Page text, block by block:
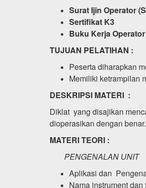
Surat Ijin Operator
Sertifikat K3
Buku Kerja Operator
TUJUAN PELATIHAN :
Peserta diharapkan
Memiliki ketrampilan
DESKRIPSI MATERI :
Diklat yang disajikan
dioperasikan dengan benar.
MATERI TEORI :
PENGENALAN UNIT
Aplikasi dan
Nama instrument